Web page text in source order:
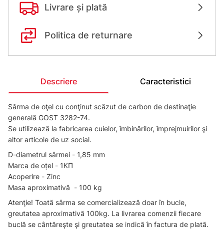
Livrare și plată
Politica de returnare
Descriere Caracteristici
Sârma de oţel cu conţinut scăzut de carbon de destinaţie
generală GOST 3282-74.
Se utilizează la fabricarea cuielor, îmbinărilor, împrejmuirilor şi
altor articole de uz social.
D-diametrul sârmei - 1,85 mm
Marca de oțel - 1КП
Acoperire - Zinc
Masa aproximativă - 100 kg
Atenţie! Toată sârma se comercializează doar în bucle,
greutatea aproximativă 100kg. La livrarea comenzii fiecare
buclă se cântăreşte şi greutatea se indică în factura de plată.